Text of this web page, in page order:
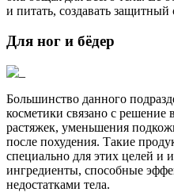
и питать, создавать
Для ног и бёдер
Большинство данного
косметики связано с
растяжек, уменьшения
после похудения. Такие
специально для этих целей и
ингредиенты, способные
недостатками тела.